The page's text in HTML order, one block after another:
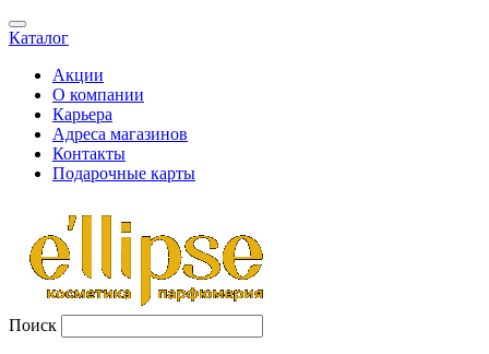
Каталог
Акции
О компании
Карьера
Адреса магазинов
Контакты
Подарочные карты
Поиск